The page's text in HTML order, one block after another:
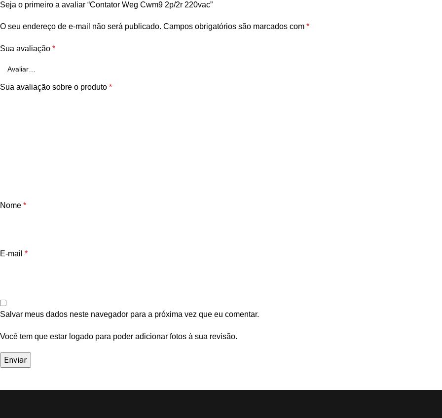
Seja o primeiro a avaliar “Contator Weg Cwm9 2p/2r 220vac”
O seu endereço de e-mail não será publicado. Campos obrigatórios são marcados com *
Sua avaliação *
Sua avaliação sobre o produto *
Nome *
E-mail *
Salvar meus dados neste navegador para a próxima vez que eu comentar.
Você tem que estar logado para poder adicionar fotos à sua revisão.